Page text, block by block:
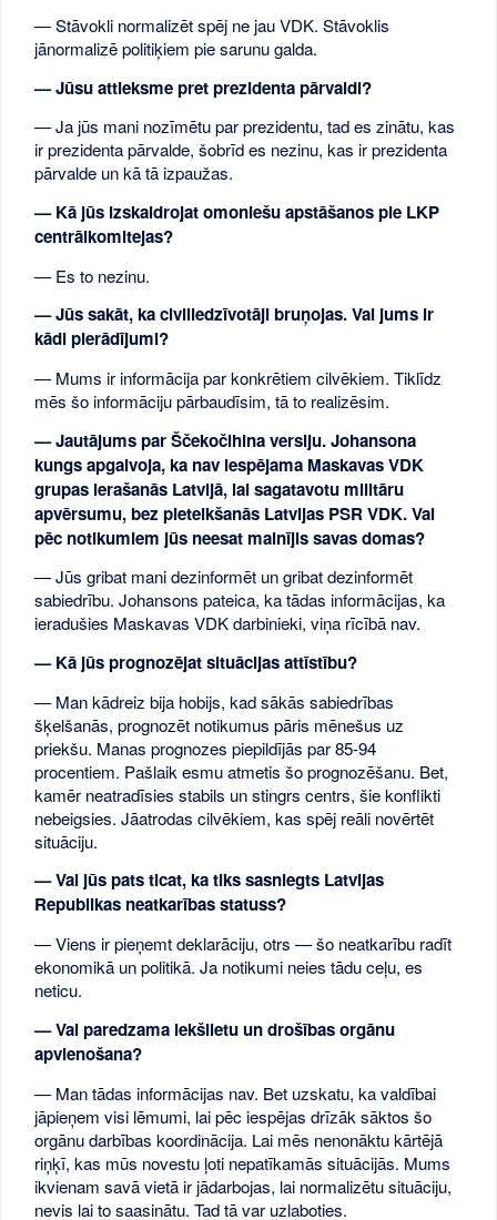
— Stāvokli normalizēt spēj ne jau VDK. Stāvoklis
jānormalizē politiķiem pie sarunu galda.
— Jūsu attieksme pret prezidenta pārvaldi?
— Ja jūs mani nozīmētu par prezidentu, tad es zinātu, kas
ir prezidenta pārvalde, šobrīd es nezinu, kas ir prezidenta
pārvalde un kā tā izpaužas.
— Kā jūs izskaidrojat omoniešu apstāšanos pie LKP
centrālkomitejas?
— Es to nezinu.
— Jūs sakāt, ka civiliedzīvotāji bruņojas. Vai jums ir
kādi pierādījumi?
— Mums ir informācija par konkrētiem cilvēkiem. Tiklīdz
mēs šo informāciju pārbaudīsim, tā to realizēsim.
— Jautājums par Ščekočihina versiju. Johansona
kungs apgalvoja, ka nav iespējama Maskavas VDK
grupas ierašanās Latvijā, lai sagatavotu militāru
apvērsumu, bez pieteikšanās Latvijas PSR VDK. Vai
pēc notikumiem jūs neesat mainījis savas domas?
— Jūs gribat mani dezinformēt un gribat dezinformēt
sabiedrību. Johansons pateica, ka tādas informācijas, ka
ieradušies Maskavas VDK darbinieki, viņa rīcībā nav.
— Kā jūs prognozējat situācijas attīstību?
— Man kādreiz bija hobijs, kad sākās sabiedrības
šķelšanās, prognozēt notikumus pāris mēnešus uz
priekšu. Manas prognozes piepildījās par 85-94
procentiem. Pašlaik esmu atmetis šo prognozēšanu. Bet,
kamēr neatradīsies stabils un stingrs centrs, šie konflikti
nebeigsies. Jāatrodas cilvēkiem, kas spēj reāli novērtēt
situāciju.
— Vai jūs pats ticat, ka tiks sasniegts Latvijas
Republikas neatkarības statuss?
— Viens ir pieņemt deklarāciju, otrs — šo neatkarību radīt
ekonomikā un politikā. Ja notikumi neies tādu ceļu, es
neticu.
— Vai paredzama iekšlietu un drošības orgānu
apvienošana?
— Man tādas informācijas nav. Bet uzskatu, ka valdībai
jāpieņem visi lēmumi, lai pēc iespējas drīzāk sāktos šo
orgānu darbības koordinācija. Lai mēs nenonāktu kārtējā
riņķī, kas mūs novestu ļoti nepatīkamās situācijās. Mums
ikvienam savā vietā ir jādarbojas, lai normalizētu situāciju,
nevis lai to saasinātu. Tad tā var uzlaboties.